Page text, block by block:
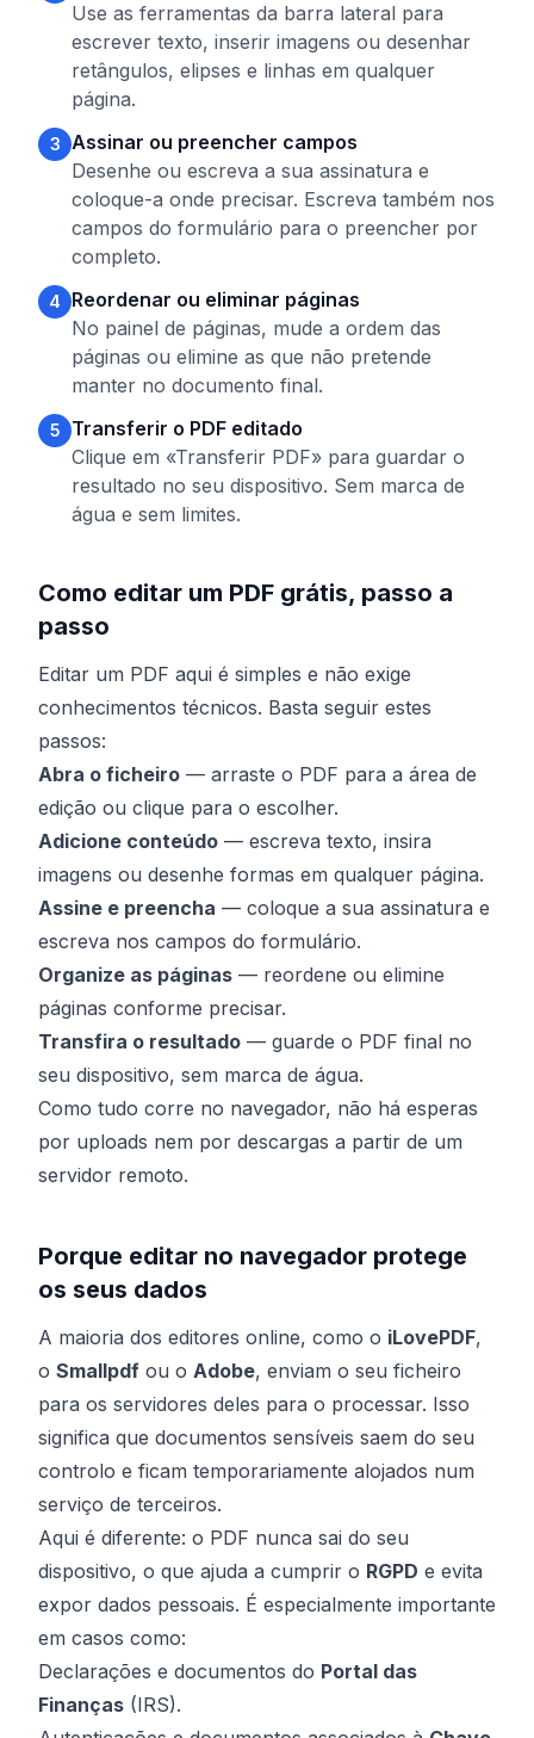
Use as ferramentas da barra lateral para
escrever texto, inserir imagens ou desenhar
retângulos, elipses e linhas em qualquer
página.
3 Assinar ou preencher campos
Desenhe ou escreva a sua assinatura e
coloque-a onde precisar. Escreva também nos
campos do formulário para o preencher por
completo.
4
Reordenar ou eliminar páginas
No painel de páginas, mude a ordem das
páginas ou elimine as que não pretende
manter no documento final.
5
Transferir o PDF editado
Clique em «Transferir PDF» para guardar o
resultado no seu dispositivo. Sem marca de
água e sem limites.
Como editar um PDF grátis, passo a
passo
Editar um PDF aqui é simples e não exige
conhecimentos técnicos. Basta seguir estes
passos:
Abra o ficheiro — arraste o PDF para a área de
edição ou clique para o escolher.
Adicione conteúdo — escreva texto, insira
imagens ou desenhe formas em qualquer página.
Assine e preencha — coloque a sua assinatura e
escreva nos campos do formulário.
Organize as páginas — reordene ou elimine
páginas conforme precisar.
Transfira o resultado — guarde o PDF final no
seu dispositivo, sem marca de água.
Como tudo corre no navegador, não há esperas
por uploads nem por descargas a partir de um
servidor remoto.
Porque editar no navegador protege
os seus dados
A maioria dos editores online, como o iLovePDF,
o Smallpdf ou o Adobe, enviam o seu ficheiro
para os servidores deles para o processar. Isso
significa que documentos sensíveis saem do seu
controlo e ficam temporariamente alojados num
serviço de terceiros.
Aqui é diferente: o PDF nunca sai do seu
dispositivo, o que ajuda a cumprir o RGPD e evita
expor dados pessoais. É especialmente importante
em casos como:
Declarações e documentos do Portal das
Finanças (IRS).